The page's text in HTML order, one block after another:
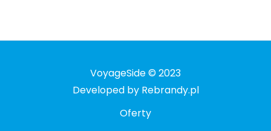
VoyageSide © 2023
Developed by Rebrandy.pl
Oferty